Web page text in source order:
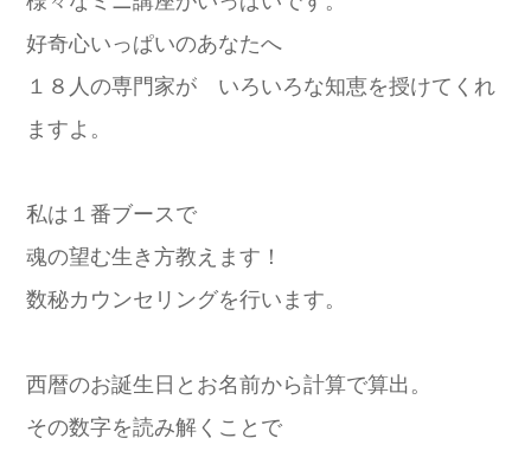
好奇心いっぱいのあなたへ
１８人の専門家が いろいろな知恵を授けてくれ
ますよ。
私は１番ブースで
魂の望む生き方教えます！
数秘カウンセリングを行います。
西暦のお誕生日とお名前から計算で算出。
その数字を読み解くことで